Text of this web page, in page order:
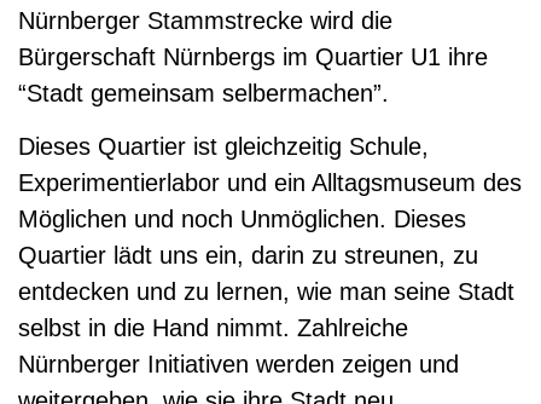
Nürnberger Stammstrecke wird die
Bürgerschaft Nürnbergs im Quartier U1 ihre
“Stadt gemeinsam selbermachen”.
Dieses Quartier ist gleichzeitig Schule,
Experimentierlabor und ein Alltagsmuseum des
Möglichen und noch Unmöglichen. Dieses
Quartier lädt uns ein, darin zu streunen, zu
entdecken und zu lernen, wie man seine Stadt
selbst in die Hand nimmt. Zahlreiche
Nürnberger Initiativen werden zeigen und